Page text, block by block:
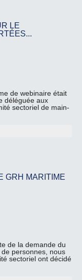
LE
de webinaire était
déléguée aux
sectoriel de main-
GRH MARITIME
de la demande du
personnes, nous
sectoriel ont décidé